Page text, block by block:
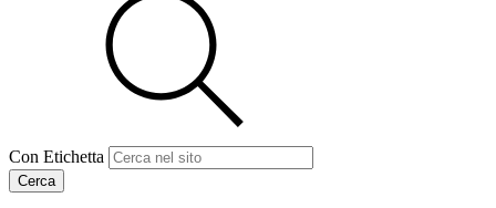
Con Etichetta
Cerca